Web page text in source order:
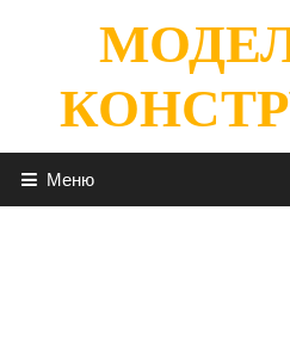
содержимому
Меню